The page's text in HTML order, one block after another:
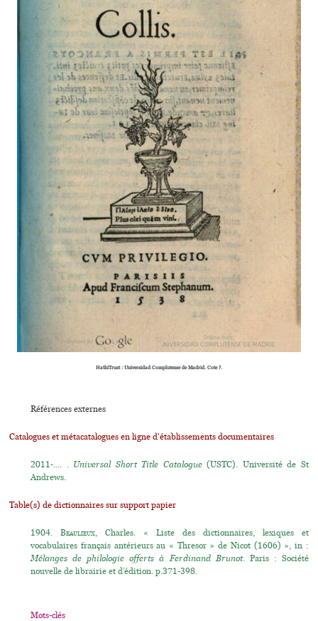
HathiTrust : Universidad Complutense de Madrid. Cote ?.
Références externes
Catalogues et métacatalogues en ligne d'établissements documentaires
2011-.... . Universal Short Title Catalogue(USTC). Université de St
Andrews.
Table(s) de dictionnaires sur support papier
1904.Beaulieux, Charles. « Liste des dictionnaires, lexiques et
vocabulaires français antérieurs au « Thresor » de Nicot (1606) », in :
Mélanges de philologie offerts à Ferdinand Brunot. Paris : Société
nouvelle de librairie et d’édition. p.371-398.
Mots-clés